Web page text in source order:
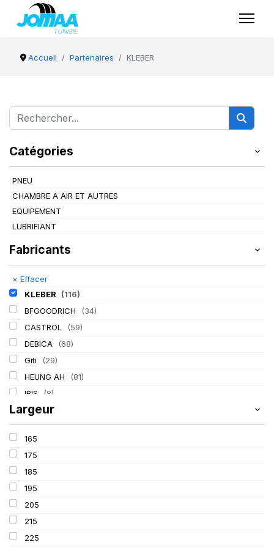
Accueil Partenaires KLEBER
Catégories
PNEU
CHAMBRE A AIR ET AUTRES
EQUIPEMENT
LUBRIFIANT
Fabricants
× Effacer
KLEBER
(116)
BFGOODRICH
(34)
CASTROL
(59)
DEBICA
(68)
Giti
(29)
HEUNG AH
(81)
IRIS
(8)
ITALMATIC
LASSA (174)
LING LONG
MICHELIN
MITAS
Mondolfo ferro
PIRELLI
PROMETEON
SCHRADER
Largeur
165
175
185
195
205
215
225